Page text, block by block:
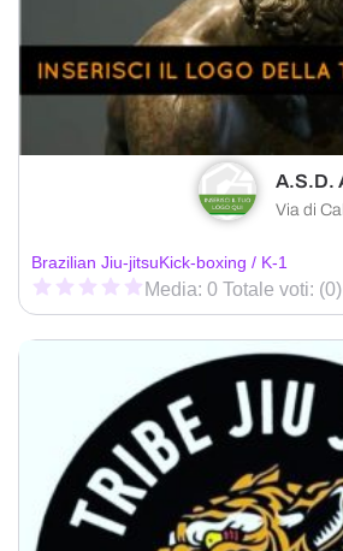
Brazilian Jiu-jitsuKick-boxing / K-1
Media: 0 Totale voti: (0)